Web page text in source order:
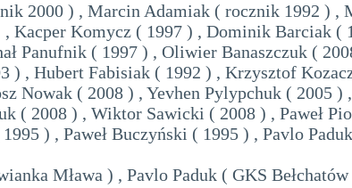
2000 ) , Marcin Adamiak ( rocznik 1992 ) ,
Kacper Komycz ( 1997 ) , Dominik Barciak (
Panufnik ( 1997 ) , Oliwier Banaszczuk (
) , Hubert Fabisiak ( 1992 ) , Krzysztof
Nowak ( 2008 ) , Yevhen Pylypchuk ( 2005 )
( 2008 ) , Wiktor Sawicki ( 2008 ) , Paweł
) , Paweł Buczyński ( 1995 ) , Pavlo
Mława ) , Pavlo Paduk ( GKS